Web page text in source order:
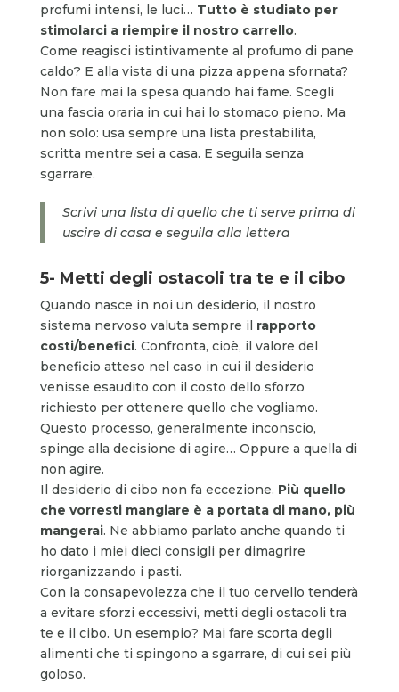
profumi intensi, le luci… Tutto è studiato per
stimolarci a riempire il nostro carrello.
Come reagisci istintivamente al profumo di pane
caldo? E alla vista di una pizza appena sfornata?
Non fare mai la spesa quando hai fame. Scegli
una fascia oraria in cui hai lo stomaco pieno. Ma
non solo: usa sempre una lista prestabilita,
scritta mentre sei a casa. E seguila senza
sgarrare.
Scrivi una lista di quello che ti serve prima di
uscire di casa e seguila alla lettera
5- Metti degli ostacoli tra te e il cibo
Quando nasce in noi un desiderio, il nostro
sistema nervoso valuta sempre il rapporto
costi/benefici. Confronta, cioè, il valore del
beneficio atteso nel caso in cui il desiderio
venisse esaudito con il costo dello sforzo
richiesto per ottenere quello che vogliamo.
Questo processo, generalmente inconscio,
spinge alla decisione di agire… Oppure a quella di
non agire.
Il desiderio di cibo non fa eccezione. Più quello
che vorresti mangiare è a portata di mano, più
mangerai. Ne abbiamo parlato anche quando ti
ho dato i miei dieci consigli per dimagrire
riorganizzando i pasti.
Con la consapevolezza che il tuo cervello tenderà
a evitare sforzi eccessivi, metti degli ostacoli tra
te e il cibo. Un esempio? Mai fare scorta degli
alimenti che ti spingono a sgarrare, di cui sei più
goloso.